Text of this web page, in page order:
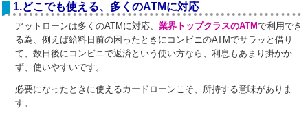
1.どこでも使える、多くのATMに対応
アットローンは多くのATMに対応、 業界トップクラスのATMで利用でき
る為、例えば給料日前の困ったときにコンビニのATMでサラッと借り
て、数日後にコンビニで返済という使い方なら、利息もあまり掛かか
ず、使いやすいです。
必要になったときに使えるカードローンこそ、所持する意味がありま
す。